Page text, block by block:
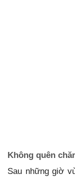
Không quên
Sau những giờ